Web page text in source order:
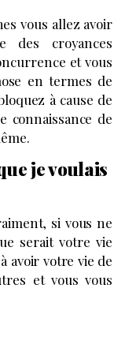
vous allez avoir
des croyances
et vous
en termes de
à cause de
connaissance de
je voulais
si vous ne
serait votre vie
avoir votre vie de
et vous vous